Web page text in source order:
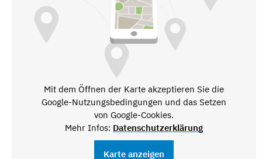
Mit dem Öffnen der Karte akzeptieren Sie die
Google-Nutzungsbedingungen und das Setzen
von Google-Cookies.
Mehr Infos: Datenschutzerklärung
Karte anzeigen